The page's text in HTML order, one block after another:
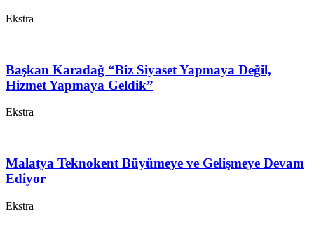
Ekstra
Başkan Karadağ “Biz Siyaset Yapmaya Değil,
Hizmet Yapmaya Geldik”
Ekstra
Malatya Teknokent Büyümeye ve Gelişmeye Devam
Ediyor
Ekstra